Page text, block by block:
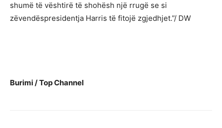
shumë të vështirë të shohësh një rrugë se si
zëvendëspresidentja Harris të fitojë zgjedhjet.”/ DW
Burimi / Top Channel